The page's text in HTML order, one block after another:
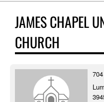
JAMES CHAPEL
CHURCH